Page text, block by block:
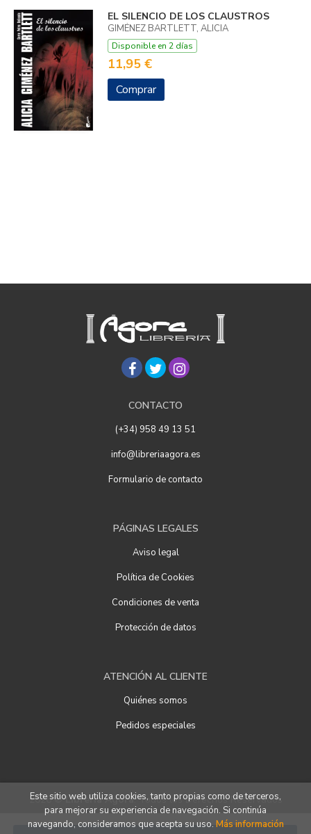
EL SILENCIO DE LOS CLAUSTROS
GIMÉNEZ BARTLETT, ALICIA
Disponible en 2 días
11,95 €
Comprar
CONTACTO
(+34) 958 49 13 51
info@libreriaagora.es
Formulario de contacto
PÁGINAS LEGALES
Aviso legal
Política de Cookies
Condiciones de venta
Protección de datos
ATENCIÓN AL CLIENTE
Quiénes somos
Pedidos especiales
2026 ©Librería Ágora. Todos los Derechos Reservados
Este sitio web utiliza cookies, tanto propias como de terceros,
para mejorar su experiencia de navegación. Si continúa
navegando, consideramos que acepta su uso. Más información